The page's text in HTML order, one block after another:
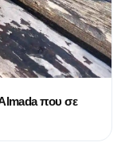
που σε